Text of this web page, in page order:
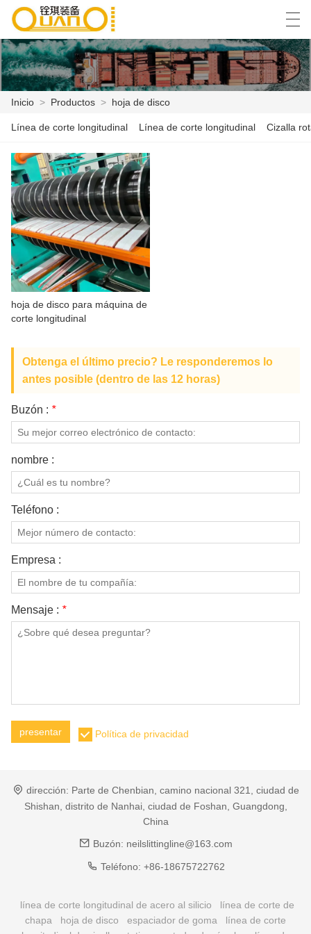
INICIO
PRODUCTOS
NOTICIAS
CASO
LA FÁBRICA
CONTÁCTENOS
SOBRE NOSOTROS
العربية বাংলা ভাষার English Español
Inicio > Productos > hoja de disco
Línea de corte longitudinal Línea de corte longitudinal Cizalla
hoja de disco para máquina de
corte longitudinal
Obtenga el último precio? Le responderemos lo
antes posible (dentro de las 12 horas)
Buzón : *
nombre :
Teléfono :
Empresa :
Mensaje : *
presentar Política de privacidad
dirección: Parte de Chenbian, camino nacional 321, ciudad de
Shishan, distrito de Nanhai, ciudad de Foshan, Guangdong,
China
Buzón: neilslittingline@163.com
Teléfono: +86-18675722762
línea de corte longitudinal de acero al silicio
línea de corte de
chapa
hoja de disco espaciador de goma
línea de corte